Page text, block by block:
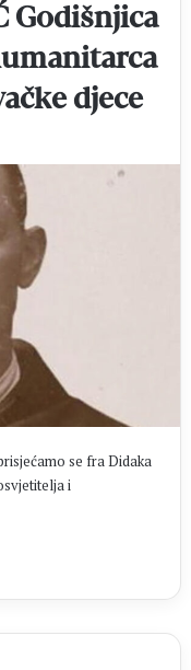
Godišnjica
djece
se fra Didaka
i